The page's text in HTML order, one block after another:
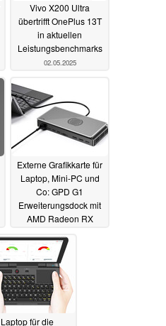
Vivo X200 Ultra
übertrifft OnePlus 13T
in aktuellen
Leistungsbenchmarks
02.05.2025
Externe Grafikkarte für
Laptop, Mini-PC und
Co: GPD G1
Erweiterungsdock mit
AMD Radeon RX
reduziert (Ad)
Laptop für die